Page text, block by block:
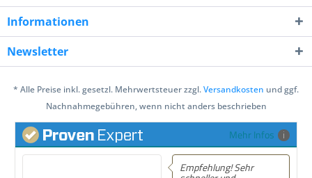
Informationen
Newsletter
* Alle Preise inkl. gesetzl. Mehrwertsteuer zzgl.Versandkosten und ggf.
Nachnahmegebühren, wenn nicht anders beschrieben
Mehr Infos
Empfehlung! Sehr